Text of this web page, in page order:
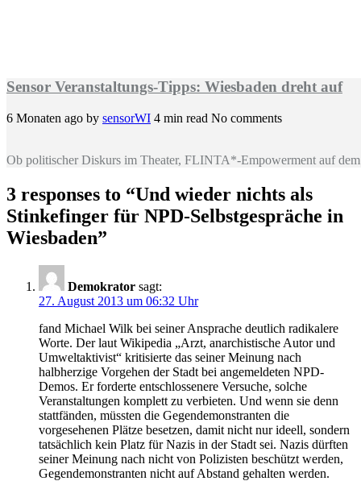
Sensor Veranstaltungs-Tipps: Wiesbaden dreht auf
6 Monaten ago by sensorWI 4 min read No comments
Ob politischer Diskurs im Theater, FLINTA*-Empowerment auf
3 responses to “Und wieder nichts als
Stinkefinger für NPD-Selbstgespräche in
Wiesbaden”
Demokrator sagt:
27. August 2013 um 06:32 Uhr
fand Michael Wilk bei seiner Ansprache deutlich radikalere
Worte. Der laut Wikipedia „Arzt, anarchistische Autor und
Umweltaktivist“ kritisierte das seiner Meinung nach
halbherzige Vorgehen der Stadt bei angemeldeten NPD-
Demos. Er forderte entschlossenere Versuche, solche
Veranstaltungen komplett zu verbieten. Und wenn sie denn
stattfänden, müssten die Gegendemonstranten die
vorgesehenen Plätze besetzen, damit nicht nur ideell, sondern
tatsächlich kein Platz für Nazis in der Stadt sei. Nazis dürften
seiner Meinung nach nicht von Polizisten beschützt werden,
Gegendemonstranten nicht auf Abstand gehalten werden.